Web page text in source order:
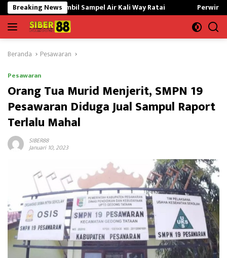
Langsung
ke
konten
Breaking News
Ambil Sampel Air Kali Way Ratai Perwira Kilang Balongan
Beranda Pesawaran
Pesawaran
Orang Tua Murid Menjerit, SMPN 19
Pesawaran Diduga Jual Sampul Raport
Terlalu Mahal
SIBER88
Januari 10, 2023